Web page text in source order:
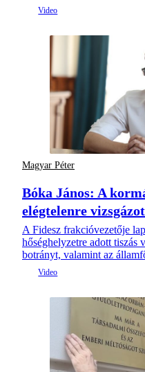
Magyar Péter
Bóka János: A
elégtelenre
A Fidesz frakcióvezetője
hőséghelyzetre adott tiszás
botrányt, valamint az